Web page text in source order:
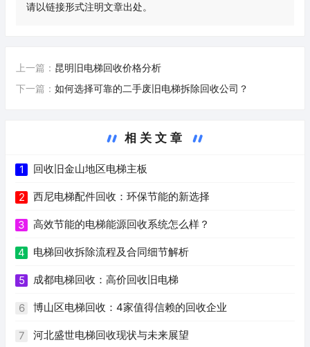
请以链接形式注明文章出处。
上一篇： 昆明旧电梯回收价格分析
下一篇： 如何选择可靠的二手废旧电梯拆除回收公司？
相关文章
1 回收旧金山地区电梯主板
2 西尼电梯配件回收：环保节能的新选择
3 高效节能的电梯能源回收系统怎么样？
4 电梯回收拆除流程及合同细节解析
5 成都电梯回收：高价回收旧电梯
6 博山区电梯回收：4家值得信赖的回收企业
7 河北盛世电梯回收现状与未来展望